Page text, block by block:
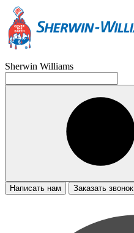
Sherwin Williams
Написать нам Заказать звонок